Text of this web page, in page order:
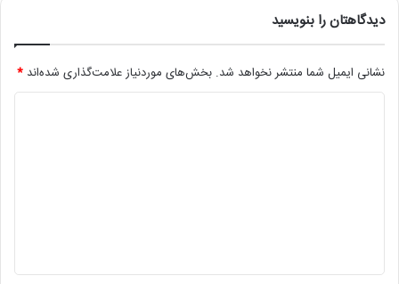
دیدگاهتان را بنویسید
نشانی ایمیل شما منتشر نخواهد شد. بخش‌های موردنیاز علامت‌گذاری شده‌اند *